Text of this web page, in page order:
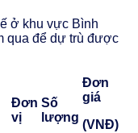
ở khu vực Bình
qua để dự trù được
Đơn
vị
Số
lượng
Đơn
giá
(VNĐ)